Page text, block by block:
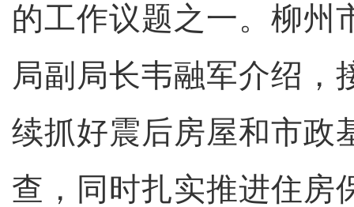
的工作议题之一。柳州
局副局长韦融军介绍，
续抓好震后房屋和市政
查，同时扎实推进住房